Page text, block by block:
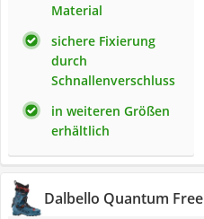
Material
sichere Fixierung
durch
Schnallenverschluss
in weiteren Größen
erhältlich
Dalbello Quantum Free